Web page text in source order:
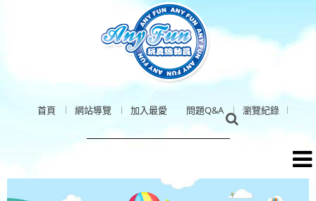
首頁 網站導覽 加入最愛 問題Q&A 瀏覽紀錄